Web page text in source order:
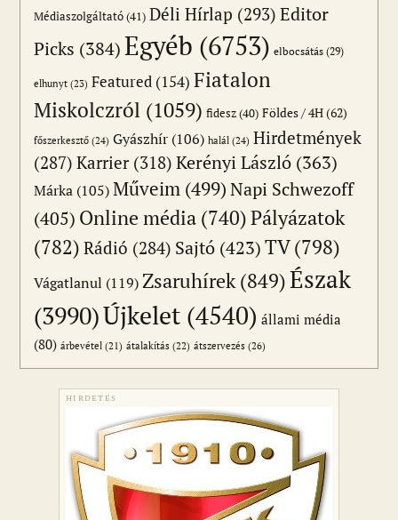
Médiaszolgáltató(41) Déli Hírlap (293) Editor
Picks (384)Egyéb (6753) elbocsátás (29)
elhunyt (23) Featured (154) Fiatalon
Miskolczról (1059) fidesz(40) Földes / 4H(62)
főszerkesztő (24) Gyászhír (106) halál (24) Hirdetmények
(287) Karrier(318) Kerényi László (363)
Márka (105) Műveim (499)Napi Schwezoff
(405) Online média (740)Pályázatok
(782) Rádió (284) Sajtó (423)TV(798)
Vágatlanul (119) Zsaruhírek (849)Észak
(3990)Újkelet (4540) állami média
(80) árbevétel (21) átalakítás (22) átszervezés (26)
HIRDETÉS